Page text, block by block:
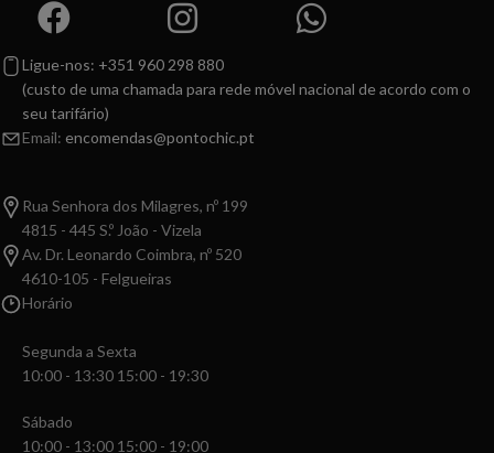
Ligue-nos: +351 960 298 880
(custo de uma chamada para rede móvel nacional de acordo com o
seu tarifário)
Email: encomendas@pontochic.pt
Rua Senhora dos Milagres, nº 199
4815 - 445 S.º João - Vizela
Av. Dr. Leonardo Coimbra, nº 520
4610-105 - Felgueiras
Horário
Segunda a Sexta
10:00 - 13:30 15:00 - 19:30
Sábado
10:00 - 13:00 15:00 - 19:00